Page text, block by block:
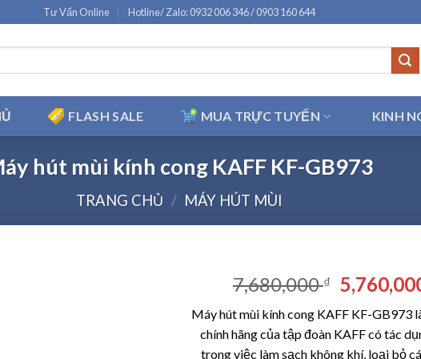
Tư Vấn Online Hotline/ Zalo: 0932 006 346 / 0903 160 644
FLASH SALE MUA TRỰC TUYẾN KINH
hút mùi kính cong KAFF KF-GB973
TRANG CHỦ / MÁY HÚT MÙI
7,680,000₫
Giá
gốc
là:
Máy hút mùi kính cong KAFF KF-GB973
chính hãng của tập đoàn KAFF có tác
trong việc làm sạch không khí, loại bỏ